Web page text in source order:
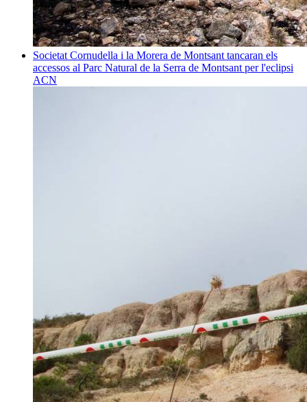
Societat Cornudella i la Morera de Montsant tancaran els
accessos al Parc Natural de la Serra de Montsant per l'eclipsi
ACN